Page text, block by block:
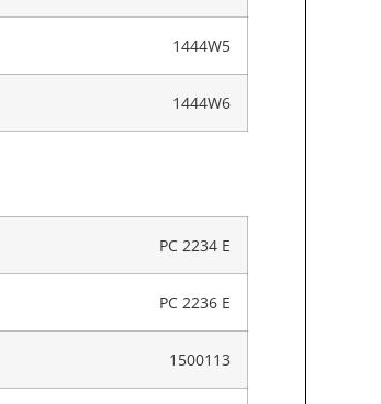
1444W5
1444W6
PC 2234 E
PC 2236 E
1500113